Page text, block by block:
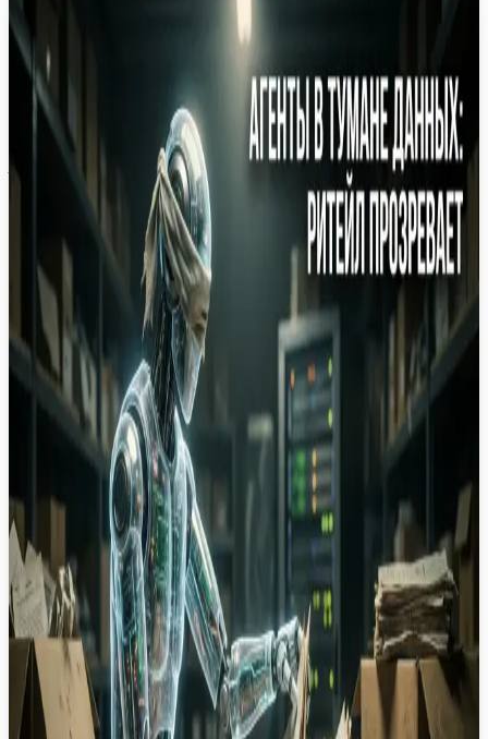
Агентивные ИИ-системы в ритейле: как
автономные алгоритмы меняют
розничную торговлю
Разбираем, как переход от генеративного к
агентивному искусственному интеллекту
трансформирует розничную торговлю,
автоматизируя цепочки поставок и обслуживание
клиентов.
Agentic AI Retail Автоматизация LLM